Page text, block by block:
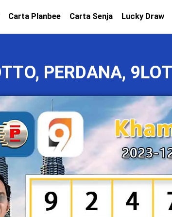
Carta Planbee Carta Senja Lucky Draw
PERDANA,